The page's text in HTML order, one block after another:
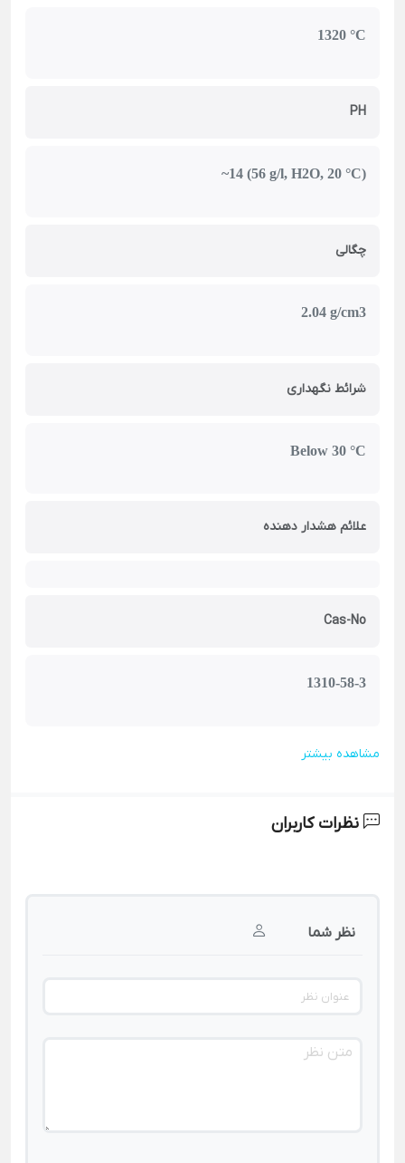
1320 °C
PH
~14 (56 g/l, H2O, 20 °C)
چگالی
2.04 g/cm3
شرائط نگهداری
Below 30 °C
علائم هشدار دهنده
Cas-No
1310-58-3
مشاهده بیشتر
نظرات کاربران
نظر شما